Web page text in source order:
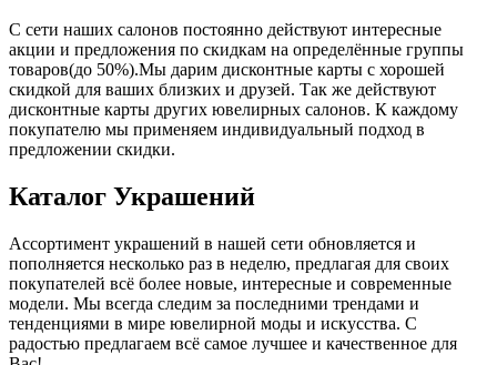
С сети наших салонов постоянно действуют интересные
акции и предложения по скидкам на определённые группы
товаров(до 50%).Мы дарим дисконтные карты с хорошей
скидкой для ваших близких и друзей. Так же действуют
дисконтные карты других ювелирных салонов. К каждому
покупателю мы применяем индивидуальный подход в
предложении скидки.
Каталог Украшений
Ассортимент украшений в нашей сети обновляется и
пополняется несколько раз в неделю, предлагая для своих
покупателей всё более новые, интересные и современные
модели. Мы всегда следим за последними трендами и
тенденциями в мире ювелирной моды и искусства. С
радостью предлагаем всё самое лучшее и качественное для